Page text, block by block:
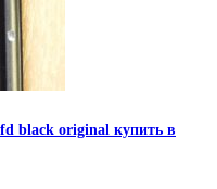
black original купить в